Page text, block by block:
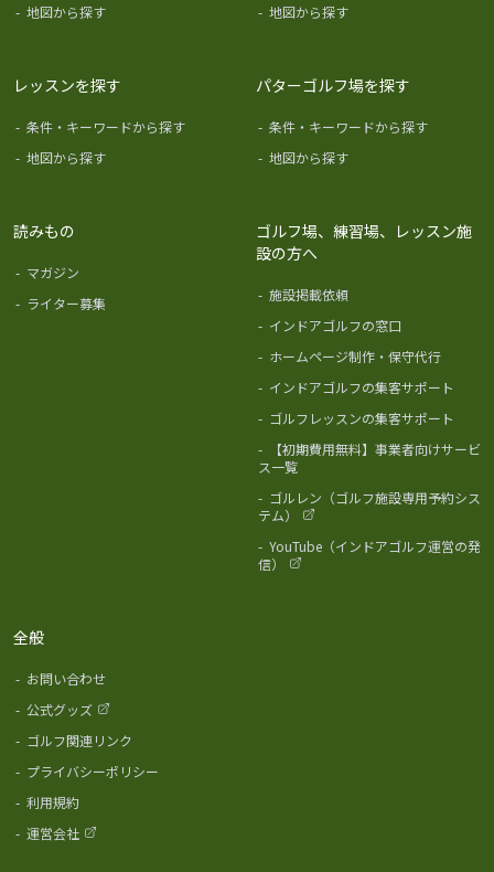
- 地図から探す
- 地図から探す
レッスンを探す
- 条件・キーワードから探す
- 地図から探す
パターゴルフ場を探す
- 条件・キーワードから探す
- 地図から探す
読みもの
- マガジン
- ライター募集
ゴルフ場、練習場、レッスン施
設の方へ
- 施設掲載依頼
- インドアゴルフの窓口
- ホームページ制作・保守代行
- インドアゴルフの集客サポート
- ゴルフレッスンの集客サポート
-
【初期費用無料】事業者向けサービ
ス一覧
- ゴルレン（ゴルフ施設専用予約シス
テム）
- YouTube（インドアゴルフ運営の発
信）
全般
- お問い合わせ
- 公式グッズ
- ゴルフ関連リンク
- プライバシーポリシー
- 利用規約
- 運営会社